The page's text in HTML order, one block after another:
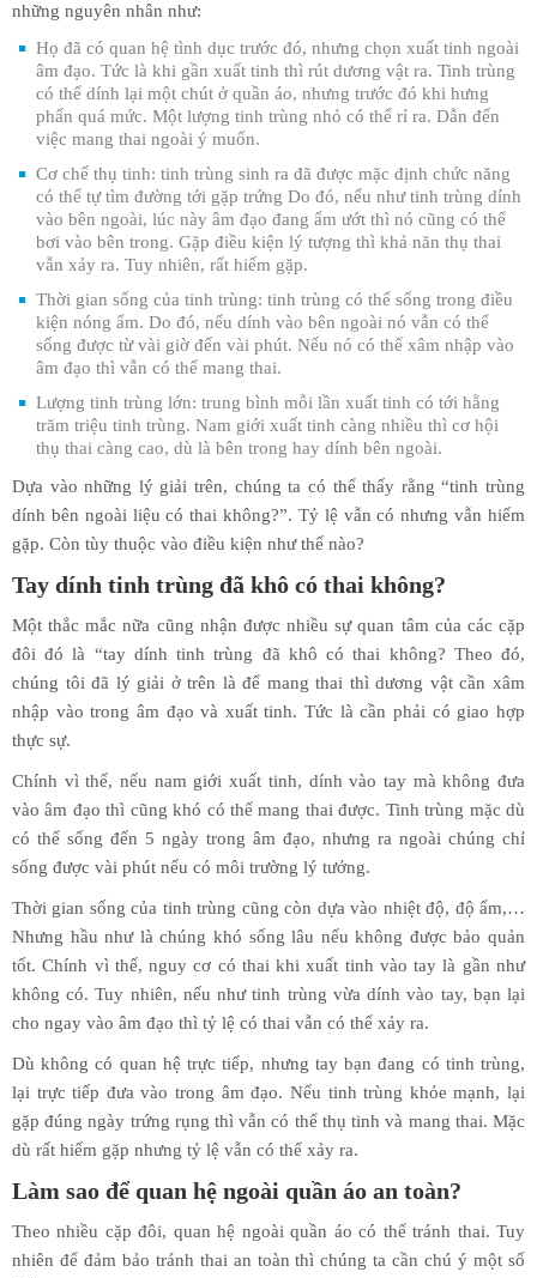
những nguyên nhân như:
Họ đã có quan hệ tình dục trước đó, nhưng chọn xuất tinh ngoài
âm đạo. Tức là khi gần xuất tinh thì rút dương vật ra. Tinh trùng
có thể dính lại một chút ở quần áo, nhưng trước đó khi hưng
phấn quá mức. Một lượng tinh trùng nhỏ có thể rỉ ra. Dẫn đến
việc mang thai ngoài ý muốn.
Cơ chế thụ tinh: tinh trùng sinh ra đã được mặc định chức năng
có thể tự tìm đường tới gặp trứng Do đó, nếu như tinh trùng dính
vào bên ngoài, lúc này âm đạo đang ẩm ướt thì nó cũng có thể
bơi vào bên trong. Gặp điều kiện lý tượng thì khả năn thụ thai
vẫn xảy ra. Tuy nhiên, rất hiếm gặp.
Thời gian sống của tinh trùng: tinh trùng có thể sống trong điều
kiện nóng ẩm. Do đó, nếu dính vào bên ngoài nó vẫn có thể
sống được từ vài giờ đến vài phút. Nếu nó có thể xâm nhập vào
âm đạo thì vẫn có thể mang thai.
Lượng tinh trùng lớn: trung bình mỗi lần xuất tinh có tới hằng
trăm triệu tinh trùng. Nam giới xuất tinh càng nhiều thì cơ hội
thụ thai càng cao, dù là bên trong hay dính bên ngoài.
Dựa vào những lý giải trên, chúng ta có thể thấy rằng “tinh trùng
dính bên ngoài liệu có thai không?”. Tỷ lệ vẫn có nhưng vẫn hiếm
gặp. Còn tùy thuộc vào điều kiện như thế nào?
Tay dính tinh trùng đã khô có thai không?
Một thắc mắc nữa cũng nhận được nhiều sự quan tâm của các cặp
đôi đó là “tay dính tinh trùng đã khô có thai không? Theo đó,
chúng tôi đã lý giải ở trên là để mang thai thì dương vật cần xâm
nhập vào trong âm đạo và xuất tinh. Tức là cần phải có giao hợp
thực sự.
Chính vì thế, nếu nam giới xuất tinh, dính vào tay mà không đưa
vào âm đạo thì cũng khó có thể mang thai được. Tinh trùng mặc dù
có thể sống đến 5 ngày trong âm đạo, nhưng ra ngoài chúng chỉ
sống được vài phút nếu có môi trường lý tưởng.
Thời gian sống của tinh trùng cũng còn dựa vào nhiệt độ, độ ẩm,…
Nhưng hầu như là chúng khó sống lâu nếu không được bảo quản
tốt. Chính vì thế, nguy cơ có thai khi xuất tinh vào tay là gần như
không có. Tuy nhiên, nếu như tinh trùng vừa dính vào tay, bạn lại
cho ngay vào âm đạo thì tỷ lệ có thai vẫn có thể xảy ra.
Dù không có quan hệ trực tiếp, nhưng tay bạn đang có tinh trùng,
lại trực tiếp đưa vào trong âm đạo. Nếu tinh trùng khỏe mạnh, lại
gặp đúng ngày trứng rụng thì vẫn có thể thụ tinh và mang thai. Mặc
dù rất hiếm gặp nhưng tỷ lệ vẫn có thể xảy ra.
Làm sao để quan hệ ngoài quần áo an toàn?
Theo nhiều cặp đôi, quan hệ ngoài quần áo có thể tránh thai. Tuy
nhiên để đảm bảo tránh thai an toàn thì chúng ta cần chú ý một số